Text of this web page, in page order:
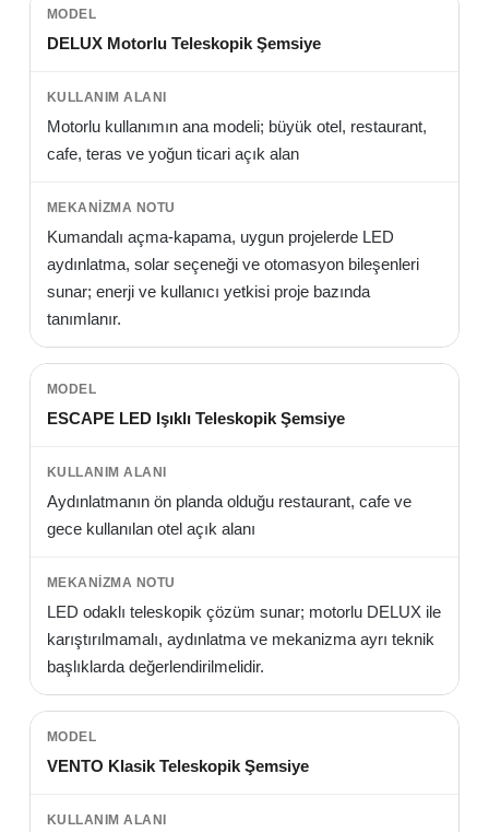
DELUX Motorlu Teleskopik Şemsiye
Motorlu kullanımın ana modeli; büyük otel, restaurant,
cafe, teras ve yoğun ticari açık alan
Kumandalı açma-kapama, uygun projelerde LED
aydınlatma, solar seçeneği ve otomasyon bileşenleri
sunar; enerji ve kullanıcı yetkisi proje bazında
tanımlanır.
ESCAPE LED Işıklı Teleskopik Şemsiye
Aydınlatmanın ön planda olduğu restaurant, cafe ve
gece kullanılan otel açık alanı
LED odaklı teleskopik çözüm sunar; motorlu DELUX ile
karıştırılmamalı, aydınlatma ve mekanizma ayrı teknik
başlıklarda değerlendirilmelidir.
VENTO Klasik Teleskopik Şemsiye